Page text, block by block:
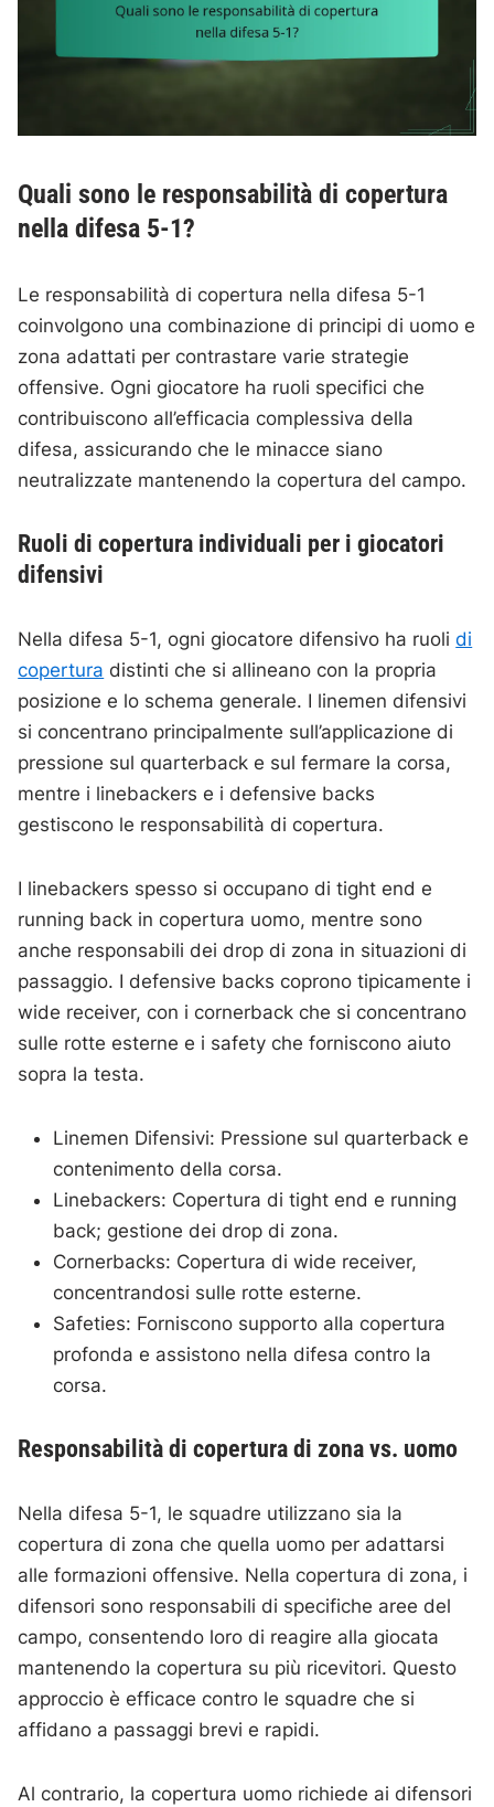
Quali sono le responsabilità di copertura
nella difesa 5-1?
Le responsabilità di copertura nella difesa 5-1
coinvolgono una combinazione di principi di uomo e
zona adattati per contrastare varie strategie
offensive. Ogni giocatore ha ruoli specifici che
contribuiscono all’efficacia complessiva della
difesa, assicurando che le minacce siano
neutralizzate mantenendo la copertura del campo.
Ruoli di copertura individuali per i giocatori
difensivi
Nella difesa 5-1, ogni giocatore difensivo ha ruolidi
copertura distinti che si allineano con la propria
posizione e lo schema generale. I linemen difensivi
si concentrano principalmente sull’applicazione di
pressione sul quarterback e sul fermare la corsa,
mentre i linebackers e i defensive backs
gestiscono le responsabilità di copertura.
I linebackers spesso si occupano di tight end e
running back in copertura uomo, mentre sono
anche responsabili dei drop di zona in situazioni di
passaggio. I defensive backs coprono tipicamente i
wide receiver, con i cornerback che si concentrano
sulle rotte esterne e i safety che forniscono aiuto
sopra la testa.
Linemen Difensivi: Pressione sul quarterback e
contenimento della corsa.
Linebackers: Copertura di tight end e running
back; gestione dei drop di zona.
Cornerbacks: Copertura di wide receiver,
concentrandosi sulle rotte esterne.
Safeties: Forniscono supporto alla copertura
profonda e assistono nella difesa contro la
corsa.
Responsabilità di copertura di zona vs. uomo
Nella difesa 5-1, le squadre utilizzano sia la
copertura di zona che quella uomo per adattarsi
alle formazioni offensive. Nella copertura di zona, i
difensori sono responsabili di specifiche aree del
campo, consentendo loro di reagire alla giocata
mantenendo la copertura su più ricevitori. Questo
approccio è efficace contro le squadre che si
affidano a passaggi brevi e rapidi.
Al contrario, la copertura uomo richiede ai difensori